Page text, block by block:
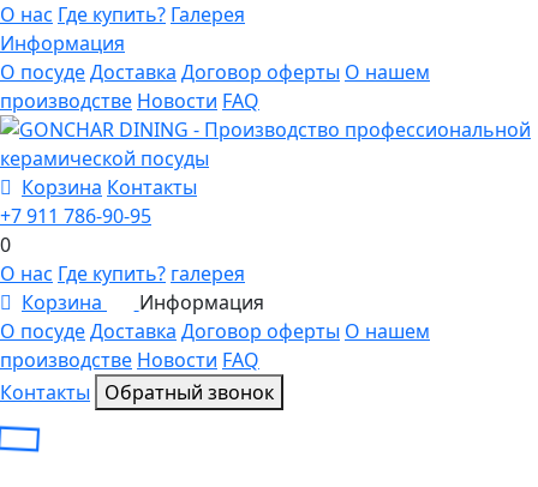
О нас Где купить? Галерея
Информация
О посудеДоставка Договор оферты О нашем
производстве Новости FAQ
Корзина Контакты
+7 911 786-90-95
0
О нас Где купить? галерея
Корзина
Информация
О посудеДоставка Договор оферты О нашем
производстве Новости FAQ
Контакты
Обратный звонок